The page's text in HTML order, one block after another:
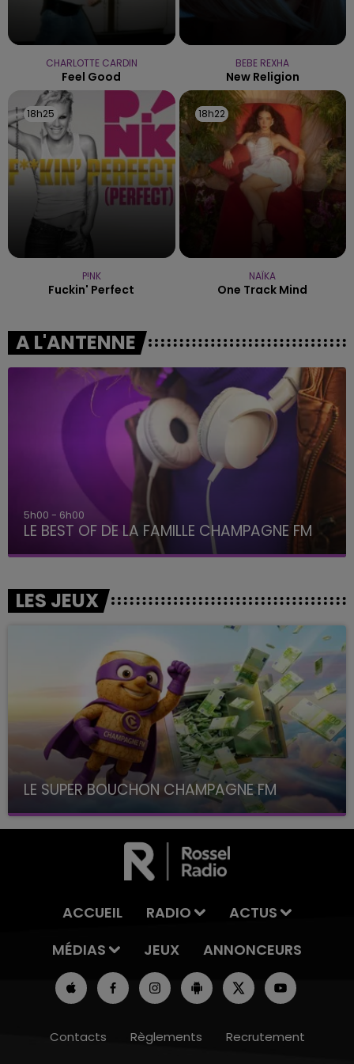
CHARLOTTE CARDIN
Feel Good
BEBE REXHA
New Religion
18h25
18h25
P!NK
Fuckin' Perfect
18h22
18h22
NAÏKA
One Track Mind
A L'ANTENNE
5h00 - 6h00
LE BEST OF DE LA FAMILLE CHAMPAGNE FM
LES JEUX
LE SUPER BOUCHON CHAMPAGNE FM
avec La Famille Champagne FM, à 8H10
ACCUEIL RADIO
ACTUS
MÉDIAS
JEUX ANNONCEURS
Contacts Règlements
Recrutement